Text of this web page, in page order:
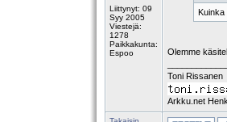
Liittynyt: 09
Syy 2005
Viestejä:
1278
Paikkakunta:
Espoo
Kuinka
Olemme
Toni Rissanen
Arkku.net